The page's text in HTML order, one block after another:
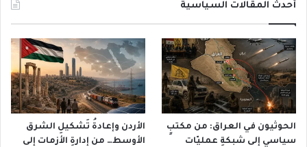
أحدث المقالات السياسية
الحوثيون في العراق: من مكتبٍ
سياسي إلى شبكةِ عمليّات
الأردن وإعادةُ تَشكيلِ الشرق
الأوسط… من إدارةِ الأزمات إلى